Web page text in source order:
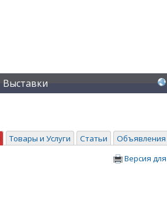
Выставки
Товары и Услуги Статьи Объявления
Версия